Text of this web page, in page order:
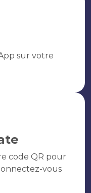
sur votre
code QR pour
vous